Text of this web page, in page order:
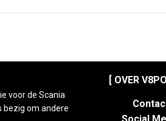
voor de Scania
bezig om andere
[ OVER